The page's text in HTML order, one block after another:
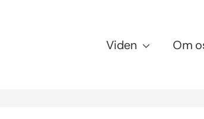
Viden Om